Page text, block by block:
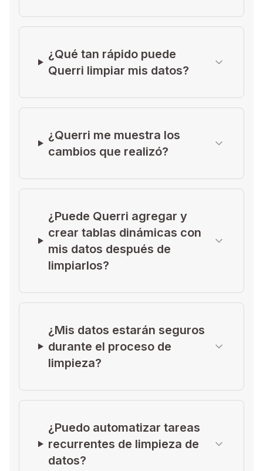
¿Qué tan rápido puede
Querri limpiar mis datos?
¿Querri me muestra los
cambios que realizó?
¿Puede Querri agregar y
crear tablas dinámicas con
mis datos después de
limpiarlos?
¿Mis datos estarán seguros
durante el proceso de
limpieza?
¿Puedo automatizar tareas
recurrentes de limpieza de
datos?